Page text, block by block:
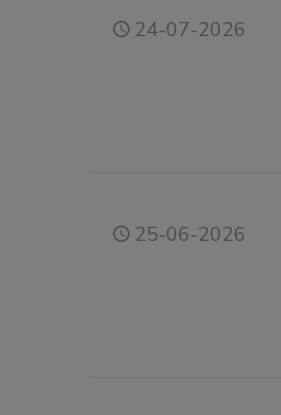
24-07-2026
25-06-2026